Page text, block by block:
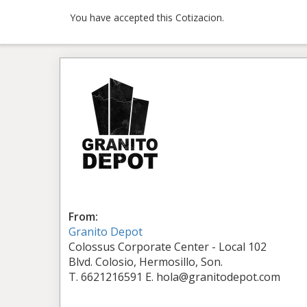
You have accepted this Cotizacion.
From:
Granito Depot
Colossus Corporate Center - Local 102
Blvd. Colosio, Hermosillo, Son.
T. 6621216591 E. hola@granitodepot.com